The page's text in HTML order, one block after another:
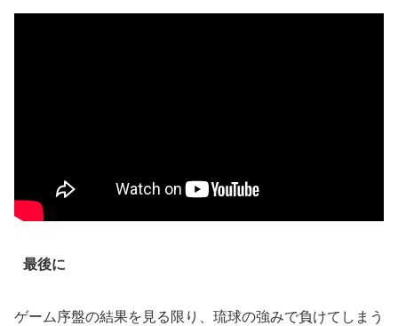
最後に
ゲーム序盤の結果を見る限り、琉球の強みで負けてしまう